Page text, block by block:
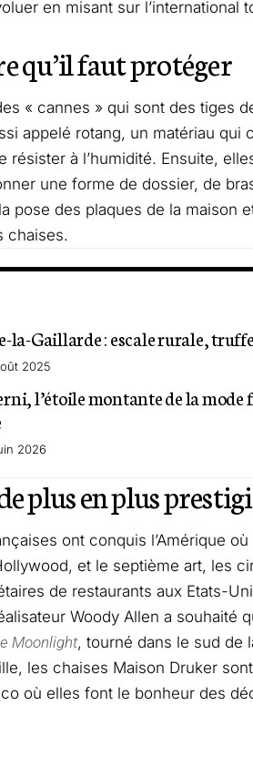
en misant sur l’international
qu’il faut protéger
« cannes » qui sont des tiges
appelé rotang, un matériau qui
résister à l’humidité. Ensuite,
une forme de dossier, de
pose des plaques de la maison
chaises.
la-Gaillarde : escale rurale,
2025
l’étoile montante de la mode
2026
plus en plus
ont conquis l’Amérique
et le septième art, les
de restaurants aux Etats-
Woody Allen a souhaité
Moonlight, tourné dans le sud de
les chaises Maison Druker
où elles font le bonheur des